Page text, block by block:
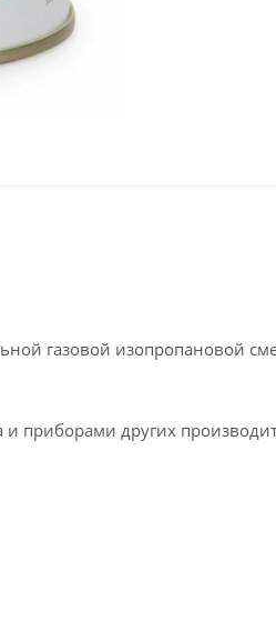
газовой изопропановой
приборами других